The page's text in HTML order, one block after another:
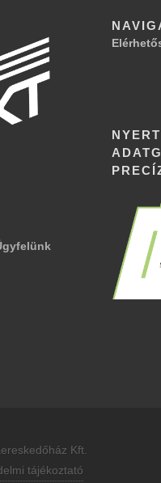
Kft.
tájékoztató